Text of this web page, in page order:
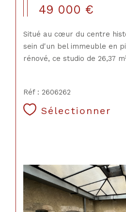
49 000 €
Situé au cœur du centre
sein d'un bel immeuble en
rénové, ce studio de 26,37
Réf : 2606262
Sélectionner